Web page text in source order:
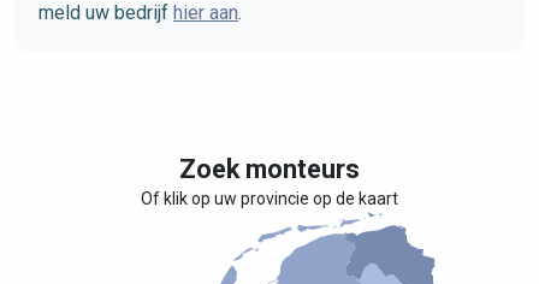
meld uw bedrijf hier aan.
Zoek monteurs
Of klik op uw provincie op de kaart